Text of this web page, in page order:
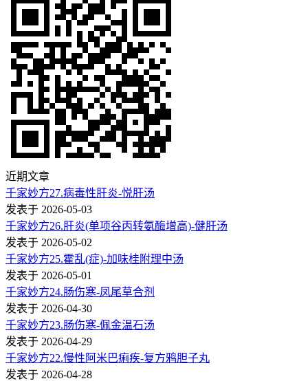
近期文章
千家妙方27.病毒性肝炎-悦肝汤
发表于 2026-05-03
千家妙方26.肝炎(单项谷丙转氨酶增高)-健肝汤
发表于 2026-05-02
千家妙方25.霍乱(症)-加味桂附理中汤
发表于 2026-05-01
千家妙方24.肠伤寒-凤尾草合剂
发表于 2026-04-30
千家妙方23.肠伤寒-佩金温石汤
发表于 2026-04-29
千家妙方22.慢性阿米巴痢疾-复方鸦胆子丸
发表于 2026-04-28